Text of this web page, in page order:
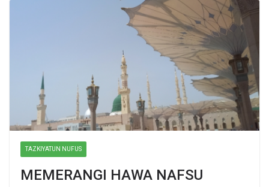
TAZKIYATUN NUFUS
MEMERANGI HAWA NAFSU